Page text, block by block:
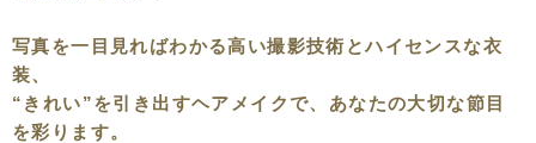
写真を一目見ればわかる高い撮影技術とハイセンスな衣
装、
“きれい”を引き出すヘアメイクで、あなたの大切な節目
を彩ります。